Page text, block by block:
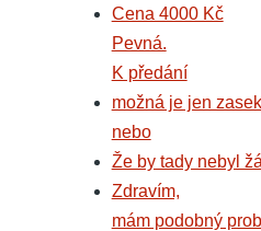
Cena 4000 Kč
Pevná.
K předání
možná je jen
nebo
Že by tady nebyl
Zdravím,
mám podobný